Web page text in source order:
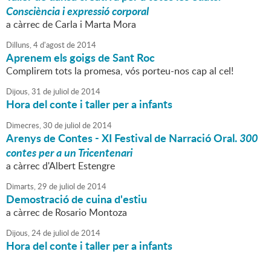
Consciència i expressió corporal
a càrrec de Carla i Marta Mora
Dilluns,4d'agostde2014
Aprenem els goigs de Sant Roc
Complirem tots la promesa, vós porteu-nos cap al cel!
Dijous,31 de juliol de2014
Hora del conte i taller per a infants
Dimecres,30 de juliol de2014
Arenys de Contes - XI Festival de Narració Oral.300
contes per a un Tricentenari
a càrrec d'Albert Estengre
Dimarts,29 de juliol de2014
Demostració de cuina d'estiu
a càrrec de Rosario Montoza
Dijous,24de juliol de2014
Hora del conte i taller per a infants